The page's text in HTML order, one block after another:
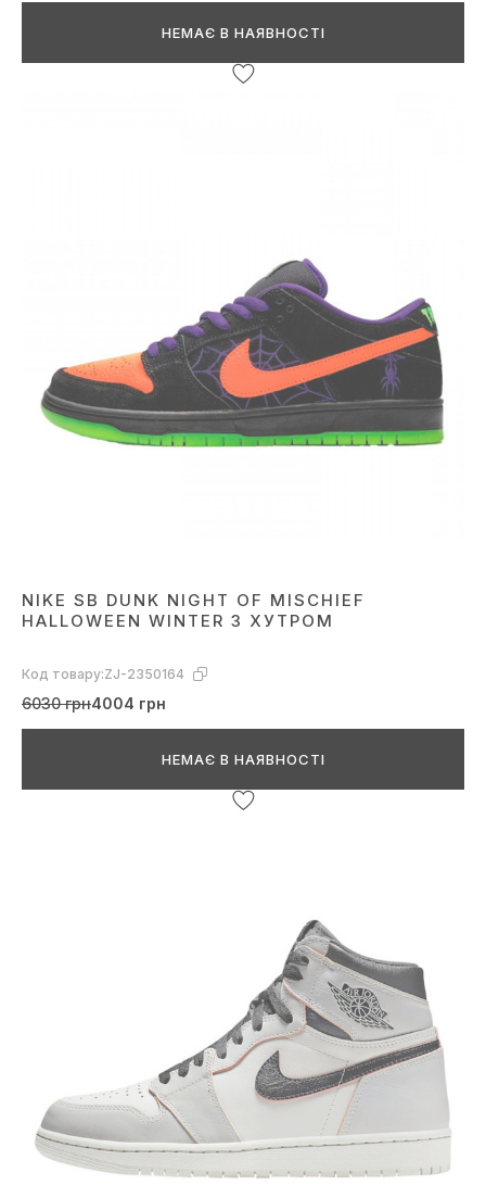
НЕМАЄ В НАЯВНОСТІ
NIKE SB DUNK NIGHT OF MISCHIEF
HALLOWEEN WINTER З ХУТРОМ
Код товару:ZJ-2350164
6030 грн4004 грн
НЕМАЄ В НАЯВНОСТІ